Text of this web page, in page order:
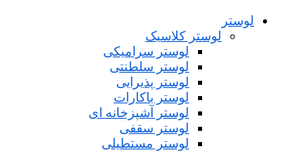
لوستر
لوستر کلاسیک
لوستر سرامیکی
لوستر سلطنتی
لوستر پذیرایی
لوستر باکارات
لوستر آشپزخانه ای
لوستر سقفی
لوستر مستطیلی